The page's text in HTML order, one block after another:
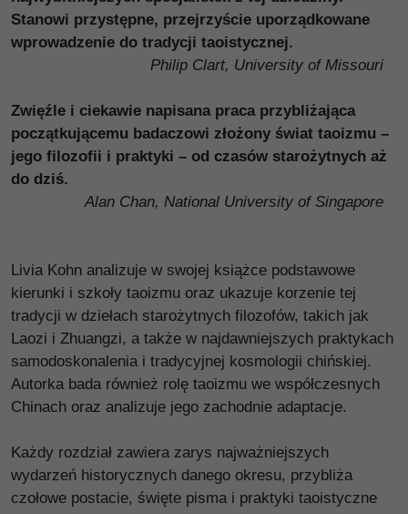
Stanowi przystępne, przejrzyście uporządkowane
wprowadzenie do tradycji taoistycznej.
Philip Clart, University of Missouri
Zwięźle i ciekawie napisana praca przybliżająca
początkującemu badaczowi złożony świat taoizmu –
jego filozofii i praktyki – od czasów starożytnych aż
do dziś.
Alan Chan, National University of Singapore
Livia Kohn analizuje w swojej książce podstawowe
kierunki i szkoły taoizmu oraz ukazuje korzenie tej
tradycji w dziełach starożytnych filozofów, takich jak
Laozi i Zhuangzi, a także w najdawniejszych praktykach
samodoskonalenia i tradycyjnej kosmologii chińskiej.
Autorka bada również rolę taoizmu we współczesnych
Chinach oraz analizuje jego zachodnie adaptacje.
Każdy rozdział zawiera zarys najważniejszych
wydarzeń historycznych danego okresu, przybliża
czołowe postacie, święte pisma i praktyki taoistyczne